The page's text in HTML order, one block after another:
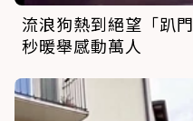
流浪狗熱到絕望「趴
秒暖舉感動萬人